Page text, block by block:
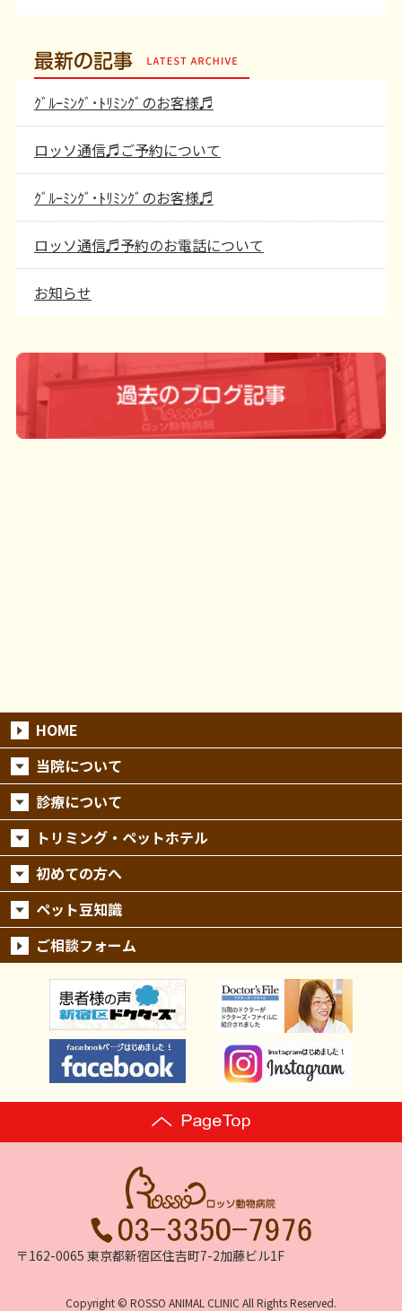
最新の記事
ｸﾞﾙｰﾐﾝｸﾞ･ﾄﾘﾐﾝｸﾞのお客様♬
ロッソ通信♬ご予約について
ｸﾞﾙｰﾐﾝｸﾞ･ﾄﾘﾐﾝｸﾞのお客様♬
ロッソ通信♬予約のお電話について
お知らせ
HOME
当院について
診療について
トリミング・ペットホテル
初めての方へ
ペット豆知識
ご相談フォーム
〒162-0065 東京都新宿区住吉町7-2加藤ビル1F
Copyright © ROSSO ANIMAL CLINIC All Rights Reserved.